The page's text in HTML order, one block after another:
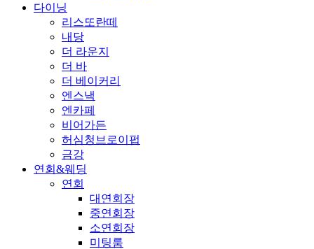
다이닝
리스또란떼
내당
더 라운지
더 바
더 베이커리
엔스낵
엔카페
비어가든
허심청브로이펍
금강
연회&웨딩
연회
대연회장
중연회장
소연회장
미팅룸